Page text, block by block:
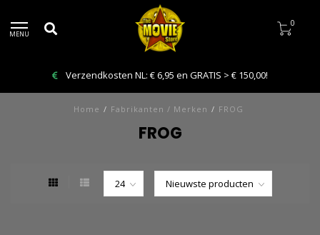
MENU
0
Verzendkosten NL: € 6,95 en GRATIS > € 150,00!
Home / Fabrikanten / Merken / FROG
FROG